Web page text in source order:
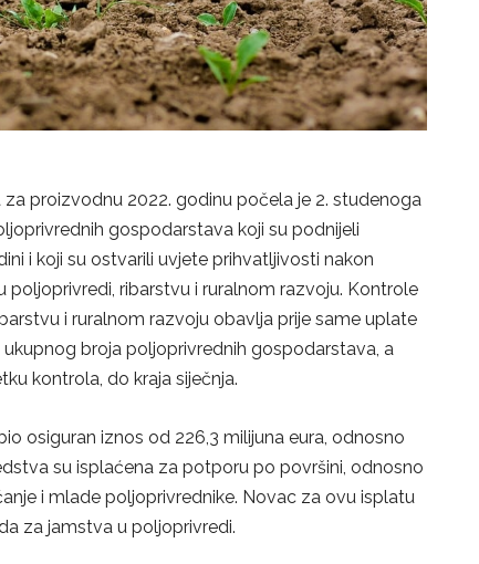
proizvodnu 2022. godinu počela je 2. studenoga
gospodarstava koji su podnijeli
i koji su ostvarili uvjete prihvatljivosti nakon
ribarstvu i ruralnom razvoju. Kontrole
i ruralnom razvoju obavlja prije same uplate
broja poljoprivrednih gospodarstava, a
kontrola, do kraja siječnja.
osiguran iznos od 226,3 milijuna eura, odnosno
su isplaćena za potporu po površini, odnosno
i mlade poljoprivrednike. Novac za ovu isplatu
za jamstva u poljoprivredi.